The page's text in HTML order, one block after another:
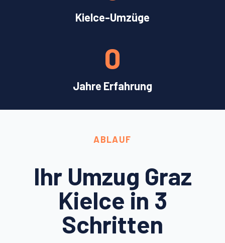
Kielce-Umzüge
Jahre Erfahrung
0
ABLAUF
Ihr Umzug Graz
Kielce in 3
Schritten